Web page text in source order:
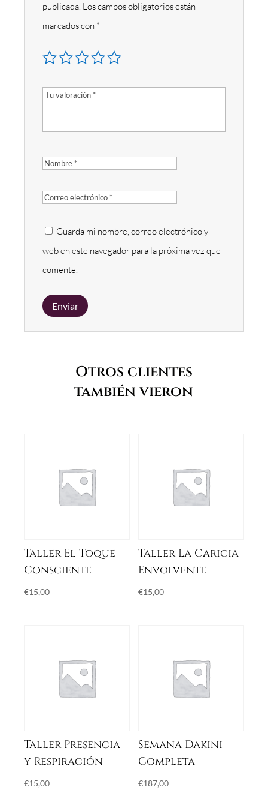
publicada. Los campos obligatorios están
marcados con *
Guarda mi nombre, correo electrónico y
web en este navegador para la próxima vez que
comente.
Otros clientes
también vieron
Taller El Toque
Consciente
€15,00
Taller La Caricia
Envolvente
€15,00
Taller Presencia
y Respiración
€15,00
Semana Dakini
Completa
€187,00